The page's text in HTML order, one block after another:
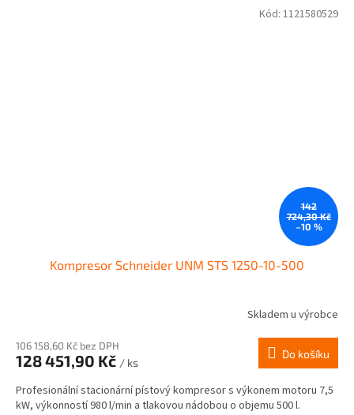
142
724,30 Kč
–10 %
Kompresor Schneider UNM STS 1250-10-500
Skladem u výrobce
106 158,60 Kč bez DPH
128 451,90 Kč / ks
Do košíku
Profesionální stacionární pístový kompresor s výkonem motoru 7,5
kW, výkonností 980 l/min a tlakovou nádobou o objemu 500 l.
Kód: 1121580529